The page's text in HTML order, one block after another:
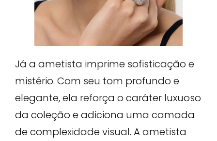
Já a ametista imprime sofisticação e
mistério. Com seu tom profundo e
elegante, ela reforça o caráter luxuoso
da coleção e adiciona uma camada
de complexidade visual. A ametista